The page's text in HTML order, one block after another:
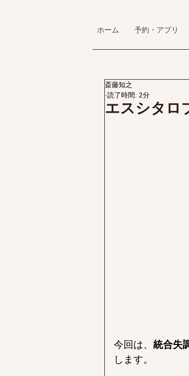
ホーム 予約・アプリ
エスシタロ
斎藤知之
読了時間: 2分
今回は、 統合失
します。